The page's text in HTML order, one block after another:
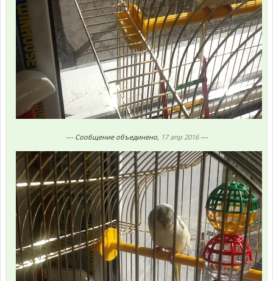
--- Сообщение объединено, 17 апр 2016---